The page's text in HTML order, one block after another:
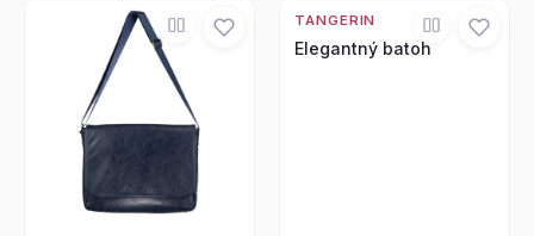
TANGERIN
Elegantný batoh